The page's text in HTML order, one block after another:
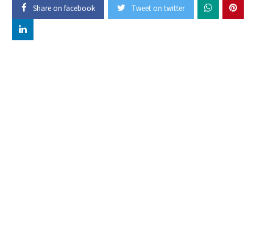
Share on facebook Tweet on twitter